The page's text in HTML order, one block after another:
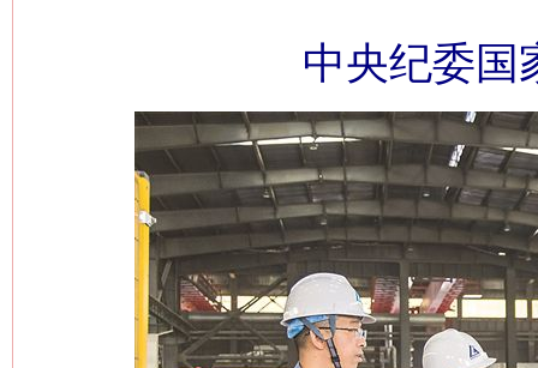
中央纪委国